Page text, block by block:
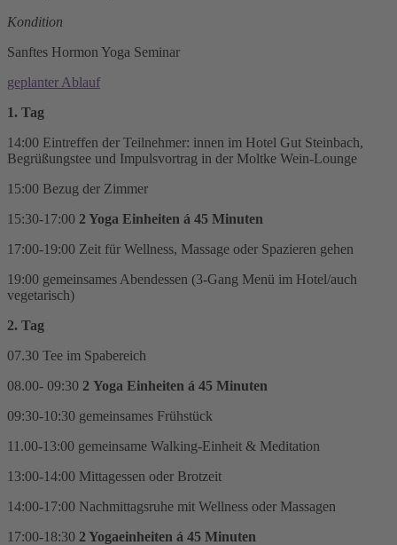
Kondition
Sanftes Hormon Yoga Seminar
geplanter Ablauf
1. Tag
14:00 Eintreffen der Teilnehmer: innen im Hotel Gut Steinbach,
Begrüßungstee und Impulsvortrag in der Moltke Wein-Lounge
15:00 Bezug der Zimmer
15:30-17:00 2 Yoga Einheiten á 45 Minuten
17:00-19:00 Zeit für Wellness, Massage oder Spazieren gehen
19:00 gemeinsames Abendessen (3-Gang Menü im Hotel/auch
vegetarisch)
2. Tag
07.30 Tee im Spabereich
08.00- 09:30 2 Yoga Einheiten á 45 Minuten
09:30-10:30 gemeinsames Frühstück
11.00-13:00 gemeinsame Walking-Einheit & Meditation
13:00-14:00 Mittagessen oder Brotzeit
14:00-17:00 Nachmittagsruhe mit Wellness oder Massagen
17:00-18:30 2 Yogaeinheiten á 45 Minuten